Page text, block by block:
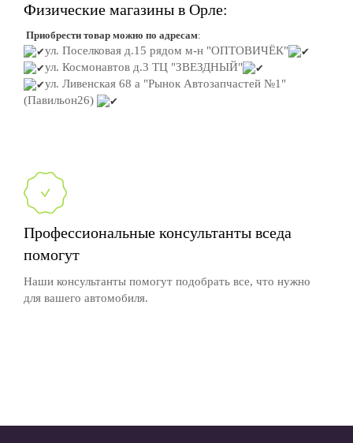
Физические магазины в Орле:
Приобрести товар можно по адресам:
ул. Поселковая д.15 рядом м-н "ОПТОВИЧЁК"
ул. Космонавтов д.3 ТЦ "ЗВЕЗДНЫЙ"
ул. Ливенская 68 а "Рынок Автозапчастей №1"
(Павильон26)
Профессиональные консультанты вседа
помогут
Наши консультанты помогут подобрать все, что нужно
для вашего автомобиля.